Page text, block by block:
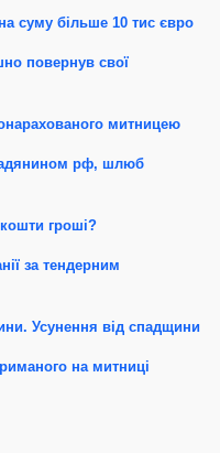
суму більше 10 тис євро
повернув свої
митницею
рф, шлюб
гроші?
за тендерним
Усунення від спадщини
на митниці